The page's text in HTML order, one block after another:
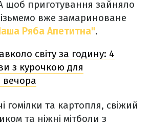
щоб приготування зайняло
вже замариноване
Ряба Апетитна".
світу за годину: 4
з курочкою для
вечора
гомілки та картопля, свіжий
та ніжні мітболи з